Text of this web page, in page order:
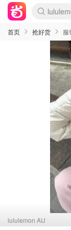
Sasa
Cettire
WWS
Myer超
The
David
eToro
Moose
丝芙兰
EUFY
Trip机
YSL送
雅漾大
过敏原
伊索独
科颜氏
丝塔芙
订阅
Cult
LN-CC
d'Alba
EVE
Adore
CT圣诞
Luxury
MOON
Tingo
CR洗
修丽可
Myer彩
GANNI
OGX洗
卡诗
Philips
首页 抢好货 服
lululemon AU